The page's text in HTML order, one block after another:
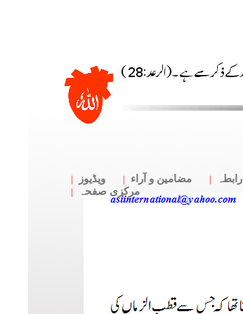
رابطہ مضامین و آراء
ویڈیوز
مرکزی صفحہ